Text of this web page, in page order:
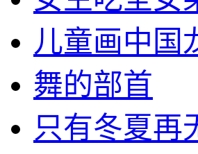
儿童画中国
舞的部首
只有冬夏再